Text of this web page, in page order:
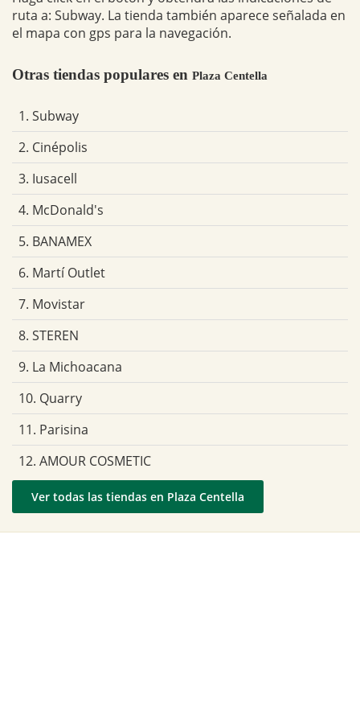
ruta a: Subway. La tienda también aparece señalada en
el mapa con gps para la navegación.
Otras tiendas populares en Plaza Centella
1. Subway
2. Cinépolis
3. Iusacell
4. McDonald's
5. BANAMEX
6. Martí Outlet
7. Movistar
8. STEREN
9. La Michoacana
10. Quarry
11. Parisina
12. AMOUR COSMETIC
Ver todas las tiendas en Plaza Centella